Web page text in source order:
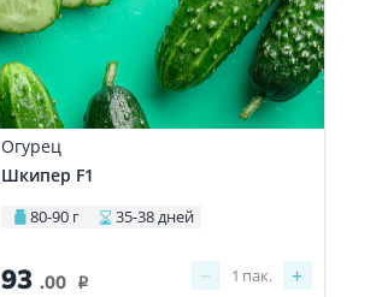
Огурец
Шкипер F1
80-90 г 35-38 дней
93.00 i − +
1 пак.